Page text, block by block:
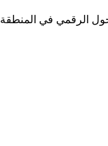
الرقمي في المنطقة.